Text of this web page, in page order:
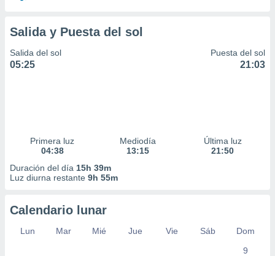
Salida y Puesta del sol
Salida del sol
05:25
Puesta del sol
21:03
Primera luz
04:38
Mediodía
13:15
Última luz
21:50
Duración del día 15h 39m
Luz diurna restante 9h 55m
Calendario lunar
Lun Mar Mié Jue Vie Sáb
Dom
9